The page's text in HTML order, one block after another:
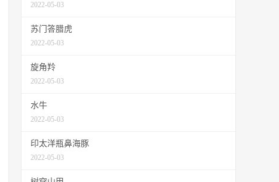
2022-05-03
苏门答腊虎
2022-05-03
旋角羚
2022-05-03
水牛
2022-05-03
印太洋瓶鼻海豚
2022-05-03